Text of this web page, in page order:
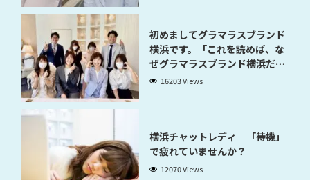
初めましてグラマラスブランド
横浜です。「これを読めば、な
ぜグラマラスブランド横浜だと
稼げるのかが分かります」
16203 Views
横浜チャットレディ 「待機」
で疲れていませんか？
12070 Views